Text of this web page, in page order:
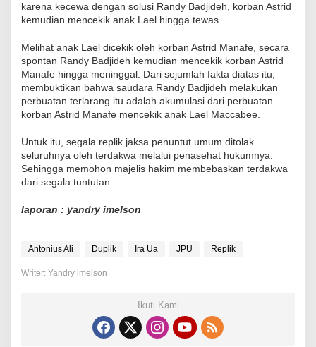
karena kecewa dengan solusi Randy Badjideh, korban Astrid
kemudian mencekik anak Lael hingga tewas.
Melihat anak Lael dicekik oleh korban Astrid Manafe, secara
spontan Randy Badjideh kemudian mencekik korban Astrid
Manafe hingga meninggal. Dari sejumlah fakta diatas itu,
membuktikan bahwa saudara Randy Badjideh melakukan
perbuatan terlarang itu adalah akumulasi dari perbuatan
korban Astrid Manafe mencekik anak Lael Maccabee.
Untuk itu, segala replik jaksa penuntut umum ditolak
seluruhnya oleh terdakwa melalui penasehat hukumnya.
Sehingga memohon majelis hakim membebaskan terdakwa
dari segala tuntutan.
laporan : yandry imelson
Antonius Ali Duplik Ira Ua JPU Replik
Writer: Yandry imelson
Ikuti Kami